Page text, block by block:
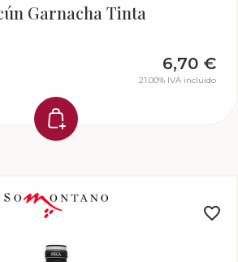
Garnacha Tinta
6,70 €
21.00% IVA incluido